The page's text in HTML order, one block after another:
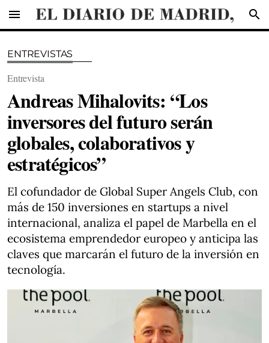
menu search
ENTREVISTAS
Entrevista
Andreas Mihalovits: “Los
inversores del futuro serán
globales, colaborativos y
estratégicos”
El cofundador de Global Super Angels Club, con
más de 150 inversiones en startups a nivel
internacional, analiza el papel de Marbella en el
ecosistema emprendedor europeo y anticipa las
claves que marcarán el futuro de la inversión en
tecnología.